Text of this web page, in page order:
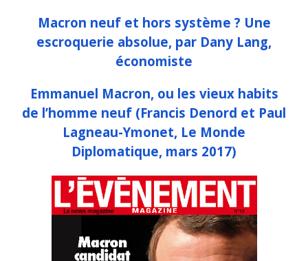
Macron neuf et hors système ? Une
escroquerie absolue, par Dany Lang,
économiste
Emmanuel Macron, ou les vieux habits
de l’homme neuf (Francis Denord et Paul
Lagneau-Ymonet, Le Monde
Diplomatique, mars 2017)